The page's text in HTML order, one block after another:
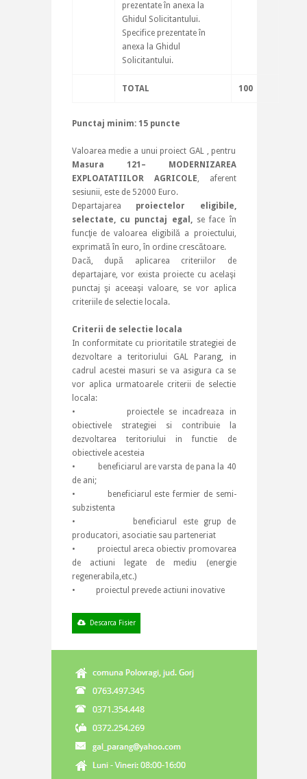
prezentate în anexa la
Ghidul Solicitantului.
Specifice prezentate în
anexa la Ghidul
Solicitantului.
TOTAL 100
Punctaj minim: 15 puncte
Valoarea medie a unui proiect GAL , pentru
Masura 121 –
MODERNIZAREA
EXPLOATATIILOR AGRICOLE, aferent
sesiunii, este de 52000 Euro.
Departajarea proiectelor eligibile,
selectate, cu punctaj egal, se face în
funcţie de valoarea eligibilă a proiectului,
exprimată în euro, în ordine crescătoare.
Dacă, după aplicarea criteriilor de
departajare, vor exista proiecte cu acelaşi
punctaj şi aceeaşi valoare, se vor aplica
criteriile de selectie locala.
Criterii de selectie locala
In conformitate cu prioritatile strategiei de
dezvoltare a teritoriului GAL Parang, in
cadrul acestei masuri se va asigura ca se
vor aplica urmatoarele criterii de selectie
locala:
• proiectele se incadreaza in
obiectivele strategiei si contribuie la
dezvoltarea teritoriului in functie de
obiectivele acesteia
• beneficiarul are varsta de pana la 40
de ani;
• beneficiarul este fermier de semi-
subzistenta
• beneficiarul este grup de
producatori, asociatie sau parteneriat
• proiectul areca obiectiv promovarea
de actiuni legate de mediu (energie
regenerabila,etc.)
• proiectul prevede actiuni inovative
Descarca Fisier